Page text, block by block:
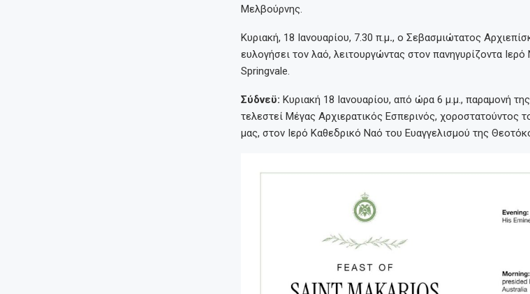
Μελβούρνης.
Κυριακή, 18 Ιανουαρίου, 7.30 π.μ., ο Σεβασμιώτατος
ευλογήσει τον λαό, λειτουργώντας στον πανηγυρίζοντα
Springvale.
Σύδνεϋ: Κυριακή 18 Ιανουαρίου, από ώρα 6 μ.μ., παραμονή
τελεστεί Μέγας Αρχιερατικός Εσπερινός, χοροστατούντος
μας, στον Ιερό Καθεδρικό Ναό του Ευαγγελισμού της